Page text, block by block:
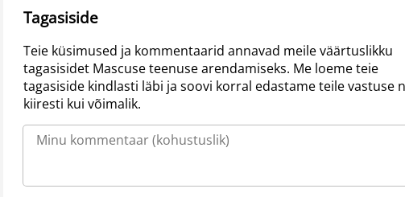
Tagasiside
Teie küsimused ja kommentaarid annavad meile väärtuslikku
tagasisidet Mascuse teenuse arendamiseks. Me loeme teie
tagasiside kindlasti läbi ja soovi korral edastame teile vastuse
kiiresti kui võimalik.